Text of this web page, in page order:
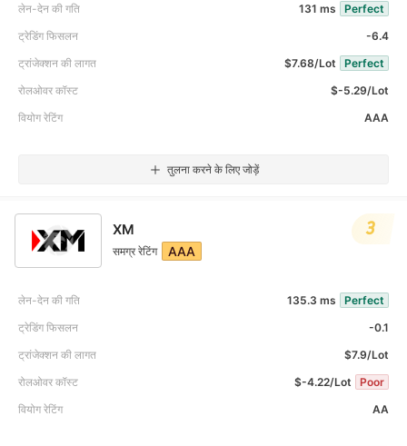
लेन-देन की गति 131 ms
Perfect
ट्रेडिंग फिसलन
-6.4
ट्रांजेक्शन की लागत
$7.68/Lot
Perfect
रोलओवर कॉस्ट
$-5.29/Lot
वियोग रेटिंग
AAA
तुलना करने के लिए जोड़ें
XM
समग्र रेटिंग AAA
लेन-देन की गति 135.3 ms
Perfect
ट्रेडिंग फिसलन
-0.1
ट्रांजेक्शन की लागत
$7.9/Lot
रोलओवर कॉस्ट
$-4.22/Lot
Poor
वियोग रेटिंग
AA
3